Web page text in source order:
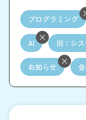
プログラミング
AI 旧：シ
お知らせ